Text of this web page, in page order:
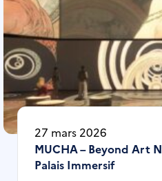
27 mars 2026
MUCHA – Beyond Art
Palais Immersif